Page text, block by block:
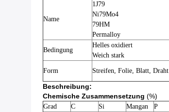
Name
1J79
Ni79Mo4
79НМ
Permalloy
Bedingung
Helles oxidiert
Weich stark
Form Streifen, Folie, Blatt, Draht
Beschreibung:
Chemische Zusammensetzung (%)
Grad C Si Mangan P